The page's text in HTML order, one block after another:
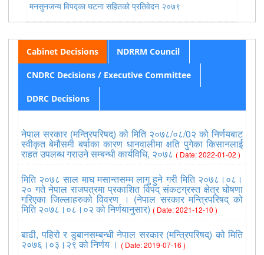
मनसुनजन्य विपद्का घटना सहितको प्रतिवेदन २०७९
Cabinet Decisions NDRRM Council
CNDRC Decisions / Executive Committee
DDRC Decisions
नेपाल सरकार (मन्त्रिपरिषद्) को मिति २०७८/०८/0२ को निर्णयबाट
स्वीकृत बेमौसमी बर्षाका कारण धानवालीमा क्षति पुगेका किसानलाई
राहत उपलब्ध गराउने सम्बन्धी कार्यविधि, २०७८ ( Date: 2022-01-02 )
मिति २०७८ साल माघ मसान्तसम्म लागु हुने गरी मिति २०७८।०८।
२० गते नेपाल राजपत्रमा प्रकाशित विपद् संकटग्रस्त क्षेत्र घोषणा
गरिएका जिल्लाहरुको विवरण । (नेपाल सरकार मन्त्रिपरिषद् को
मिति २०७८।०८।०२ को निर्णयानुसार) ( Date: 2021-12-10 )
बाढी, पहिरो र डुबानसम्बन्धी नेपाल सरकार (मन्त्रिपरिषद्) को मिति
२०७६।०३।२९ को निर्णय । ( Date: 2019-07-16 )